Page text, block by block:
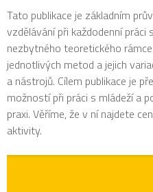
Tato publikace je základním
vzdělávání při každodenní práci
nezbytného teoretického
jednotlivých metod a jejich
a nástrojů. Cílem publikace je
možností při práci s mládeží a
praxi. Věříme, že v ní najdete
aktivity.